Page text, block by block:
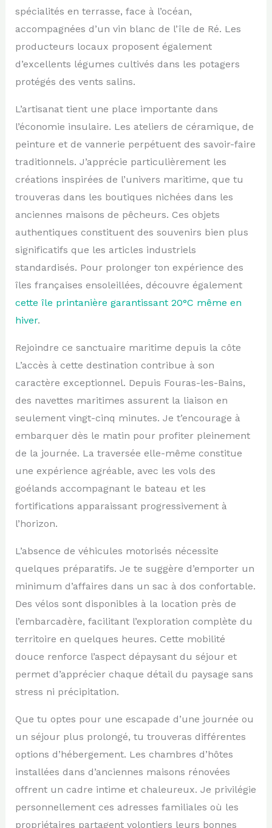
spécialités en terrasse, face à l’océan,
accompagnées d’un vin blanc de l’île de Ré. Les
producteurs locaux proposent également
d’excellents légumes cultivés dans les potagers
protégés des vents salins.
L’artisanat tient une place importante dans
l’économie insulaire. Les ateliers de céramique, de
peinture et de vannerie perpétuent des savoir-faire
traditionnels. J’apprécie particulièrement les
créations inspirées de l’univers maritime, que tu
trouveras dans les boutiques nichées dans les
anciennes maisons de pêcheurs. Ces objets
authentiques constituent des souvenirs bien plus
significatifs que les articles industriels
standardisés. Pour prolonger ton expérience des
îles françaises ensoleillées, découvre également
cette île printanière garantissant 20°C même en
hiver.
Rejoindre ce sanctuaire maritime depuis la côte
L’accès à cette destination contribue à son
caractère exceptionnel. Depuis Fouras-les-Bains,
des navettes maritimes assurent la liaison en
seulement vingt-cinq minutes. Je t’encourage à
embarquer dès le matin pour profiter pleinement
de la journée. La traversée elle-même constitue
une expérience agréable, avec les vols des
goélands accompagnant le bateau et les
fortifications apparaissant progressivement à
l’horizon.
L’absence de véhicules motorisés nécessite
quelques préparatifs. Je te suggère d’emporter un
minimum d’affaires dans un sac à dos confortable.
Des vélos sont disponibles à la location près de
l’embarcadère, facilitant l’exploration complète du
territoire en quelques heures. Cette mobilité
douce renforce l’aspect dépaysant du séjour et
permet d’apprécier chaque détail du paysage sans
stress ni précipitation.
Que tu optes pour une escapade d’une journée ou
un séjour plus prolongé, tu trouveras différentes
options d’hébergement. Les chambres d’hôtes
installées dans d’anciennes maisons rénovées
offrent un cadre intime et chaleureux. Je privilégie
personnellement ces adresses familiales où les
propriétaires partagent volontiers leurs bonnes